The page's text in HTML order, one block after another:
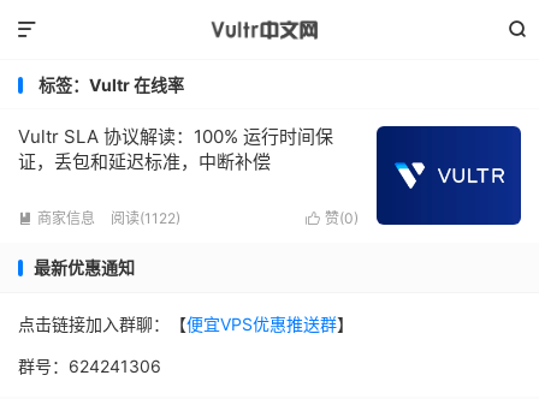


标签：Vultr 在线率
Vultr SLA 协议解读：100% 运行时间保
证，丢包和延迟标准，中断补偿
 商家信息 阅读(1122)  赞(0)
最新优惠通知
点击链接加入群聊：【便宜VPS优惠推送群】
群号：624241306